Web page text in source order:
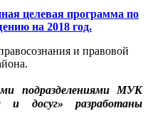
целевая программа по
на 2018 год.
и правовой
подразделениями МУК
и досуг» разработаны